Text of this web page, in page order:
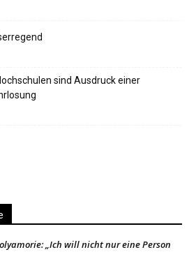
sind Ausdruck einer
„Ich will nicht nur eine Person